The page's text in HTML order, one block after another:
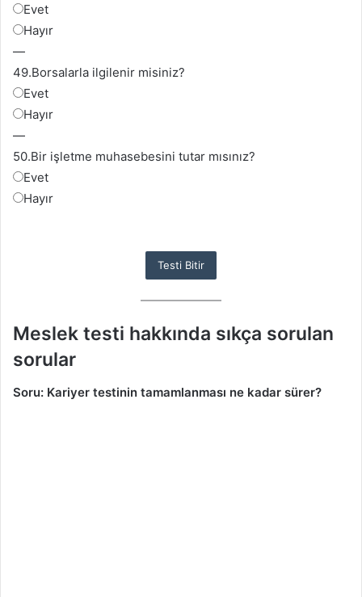
Evet
Hayır
—
49.Borsalarla ilgilenir misiniz?
Evet
Hayır
—
50.Bir işletme muhasebesini tutar mısınız?
Evet
Hayır
Meslek testi hakkında sıkça sorulan
sorular
Soru: Kariyer testinin tamamlanması ne kadar sürer?